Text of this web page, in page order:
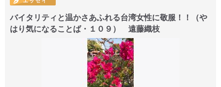
バイタリティと温かさあふれる台湾女性に敬服！！（や
はり気になることば・１０９） 遠藤織枝